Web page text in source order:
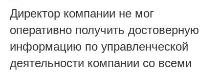
Директор компании не мог
оперативно получить достоверную
информацию по управленческой
деятельности компании со всеми